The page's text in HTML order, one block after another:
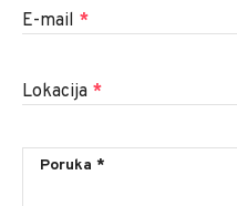
E-mail *
Lokacija *